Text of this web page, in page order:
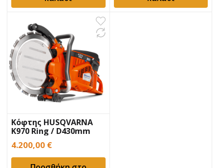
Κόφτης HUSQVARNA
K970 Ring / D430mm
4.200,00 €